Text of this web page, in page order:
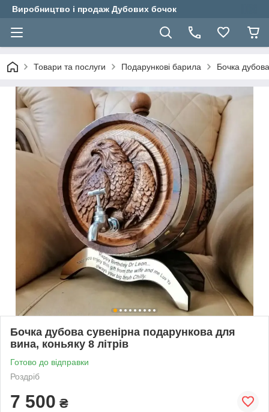
Виробництво і продаж Дубових бочок
Товари та послуги Подарункові барила Бочка
Бочка дубова сувенірна подарункова для
вина, коньяку 8 літрів
Готово до відправки
Роздріб
7 500 ₴